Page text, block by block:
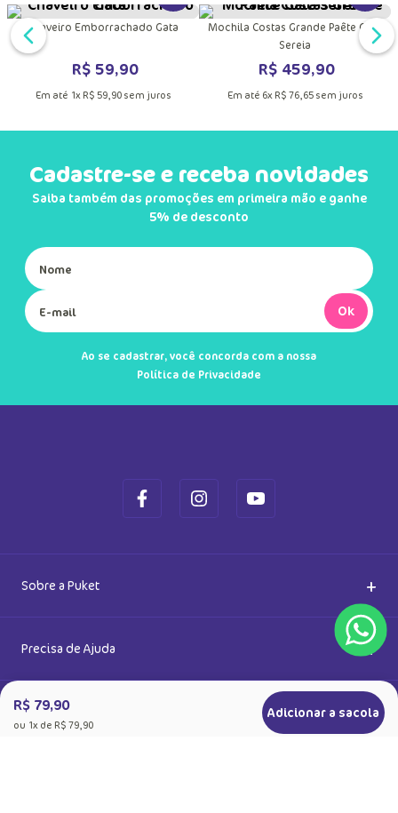
INFORMAÇÕES DO PRODUTOVER MAIS INFORMAÇÕES DO
Chaveiro Emborrachado Gata
R$59,90
Em até1
VER
Mochila Costas Grande Paête Gata
R$459,90
R$ 79,90
ou 1x de R$ 79,90
Adicionar a sacola
Cadastre-se e receba novidades
Saiba também das promoções em primeira mão e ganhe
Política de Privacidade